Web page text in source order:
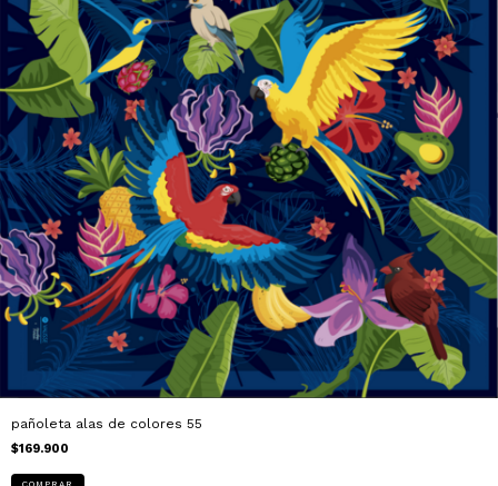
pañoleta alas de colores 55
$169.900